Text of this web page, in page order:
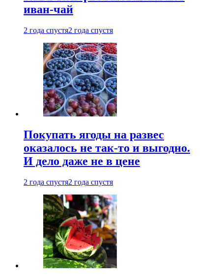
иван-чай
2 года спустя2 года спустя
Покупать ягоды на развес
оказалось не так-то и выгодно.
И дело даже не в цене
2 года спустя2 года спустя